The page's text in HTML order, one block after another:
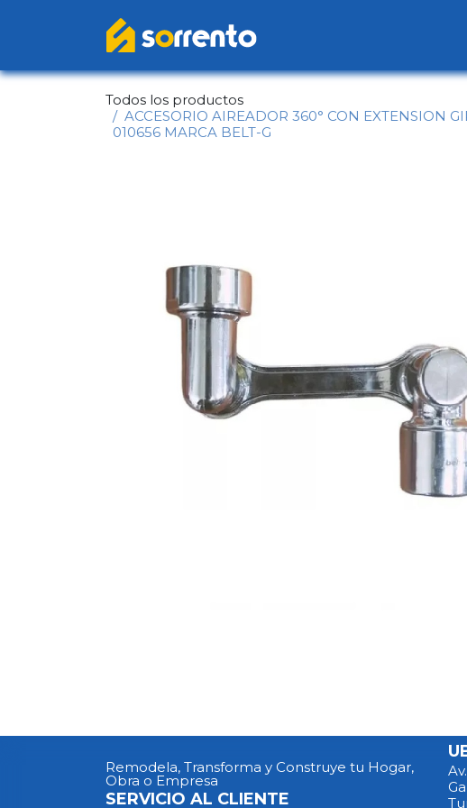
Todos los productos
ACCESORIO AIREADOR 360° CON EXTENSION
010656 MARCA BELT-G
Remodela, Transforma y Construye tu Hogar,
Obra o Empresa
SERVICIO AL CLIENTE